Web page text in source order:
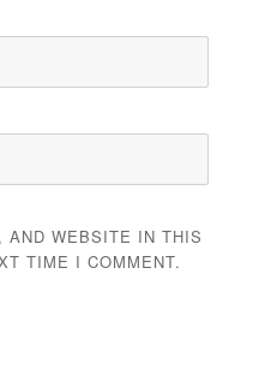
WEBSITE IN THIS
TIME I COMMENT.